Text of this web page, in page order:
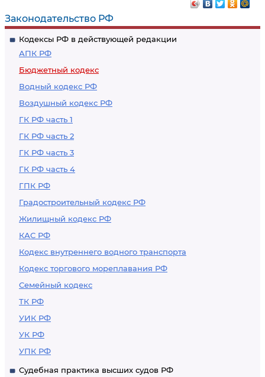
Законодательство РФ
Кодексы РФ в действующей редакции
АПК РФ
Бюджетный кодекс
Водный кодекс РФ
Воздушный кодекс РФ
ГК РФ часть 1
ГК РФ часть 2
ГК РФ часть 3
ГК РФ часть 4
ГПК РФ
Градостроительный кодекс РФ
Жилищный кодекс РФ
КАС РФ
Кодекс внутреннего водного транспорта
Кодекс торгового мореплавания РФ
Семейный кодекс
ТК РФ
УИК РФ
УК РФ
УПК РФ
Судебная практика высших судов РФ